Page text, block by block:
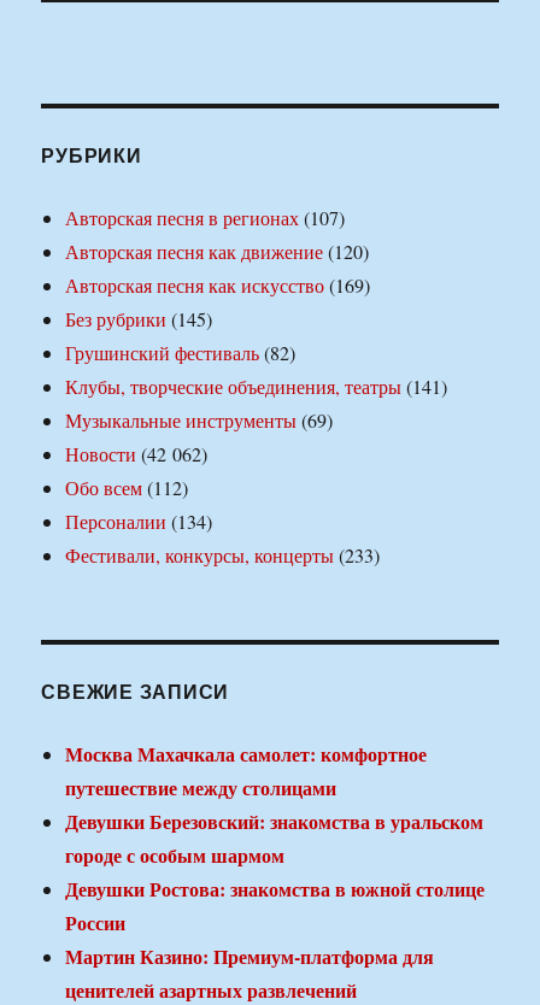
РУБРИКИ
Авторская песня в регионах(107)
Авторская песня как движение(120)
Авторская песня как искусство(169)
Без рубрики (145)
Грушинский фестиваль(82)
Клубы, творческие объединения, театры(141)
Музыкальные инструменты(69)
Новости (42 062)
Обо всем(112)
Персоналии (134)
Фестивали, конкурсы, концерты(233)
СВЕЖИЕ ЗАПИСИ
Москва Махачкала самолет: комфортное
путешествие между столицами
Девушки Березовский: знакомства в уральском
городе с особым шармом
Девушки Ростова: знакомства в южной столице
России
Мартин Казино: Премиум-платформа для
ценителей азартных развлечений